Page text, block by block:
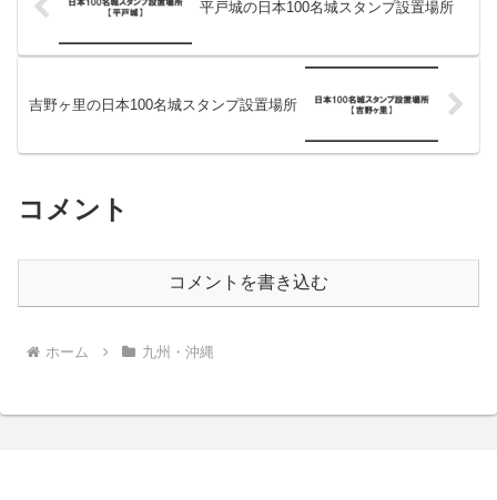
平戸城の日本100名城スタンプ設置場所
吉野ヶ里の日本100名城スタンプ設置場所
コメント
コメントを書き込む
ホーム 九州・沖縄